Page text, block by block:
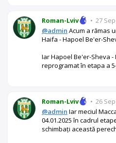
Roman-Lviv • 27
@admin Acum a rămas
Haifa - Hapoel Be'er-
Iar Hapoel Be'er-Sheva
reprogramat în etapa a
Roman-Lviv • 26
@admin Iar meciul
04.01.2025 în cadrul
schimbați această